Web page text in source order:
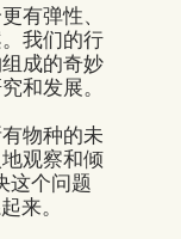
有弹性、
我们的行
成的奇妙
和发展。
物种的未
观察和倾
这个问题
来。